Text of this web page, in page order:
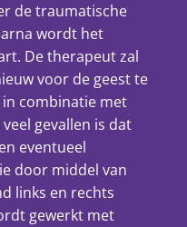
de traumatische
wordt het
De therapeut zal
voor de geest te
combinatie met
gevallen is dat
eventueel
door middel van
links en rechts
gewerkt met